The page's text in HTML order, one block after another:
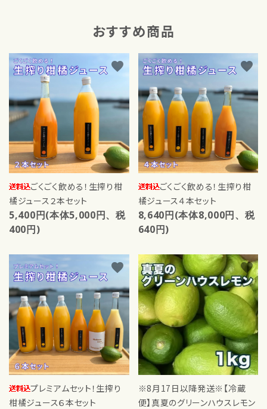
おすすめ商品
ごくごく飲める！生搾り柑
橘ジュース２本セット
5,400円(本体5,000円、税
400円)
favorite
ごくごく飲める！生搾り柑
橘ジュース４本セット
8,640円(本体8,000円、税
640円)
favorite
プレミアムセット！生搾り
柑橘ジュース６本セット
favorite
※8月17日以降発送※【冷蔵
便】真夏のグリーンハウスレモン
favorite